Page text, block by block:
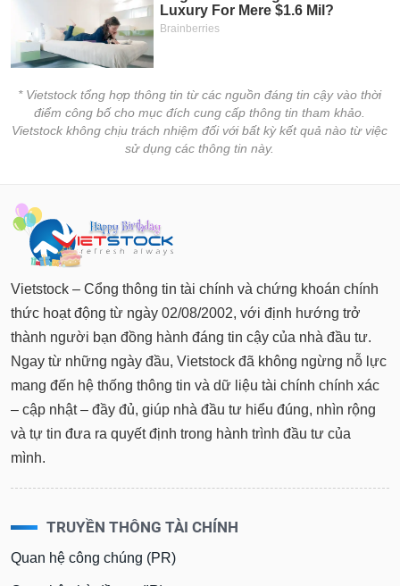
* Vietstock tổng hợp thông tin từ các nguồn đáng tin cậy vào thời
điểm công bố cho mục đích cung cấp thông tin tham khảo.
Vietstock không chịu trách nhiệm đối với bất kỳ kết quả nào từ việc
sử dụng các thông tin này.
Vietstock – Cổng thông tin tài chính và chứng khoán chính
thức hoạt động từ ngày 02/08/2002, với định hướng trở
thành người bạn đồng hành đáng tin cậy của nhà đầu tư.
Ngay từ những ngày đầu, Vietstock đã không ngừng nỗ lực
mang đến hệ thống thông tin và dữ liệu tài chính chính xác
– cập nhật – đầy đủ, giúp nhà đầu tư hiểu đúng, nhìn rộng
và tự tin đưa ra quyết định trong hành trình đầu tư của
mình.
TRUYỀN THÔNG TÀI CHÍNH
Quan hệ công chúng (PR)
cáo
phân
tích
Thuật
Dịch
vụ
Đào
tạo
Sách
tài
chính
cụ